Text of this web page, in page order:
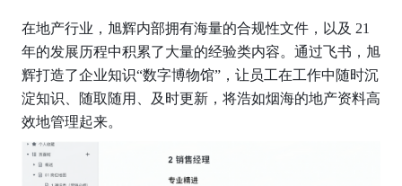
在地产行业，旭辉内部拥有海量的合规性文件，以及 21
年的发展历程中积累了大量的经验类内容。通过飞书，旭
辉打造了企业知识“数字博物馆”，让员工在工作中随时沉
淀知识、随取随用、及时更新，将浩如烟海的地产资料高
效地管理起来。